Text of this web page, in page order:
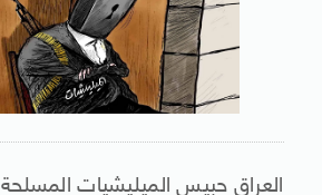
العراق حبيس الميليشيات المسلحة